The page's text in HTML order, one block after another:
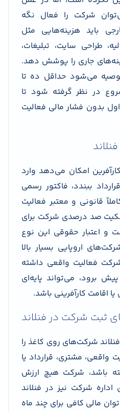
شرکت را فعال نگه
باید هزینه‌هایی مثل
طراحی سایت، تبلیغات،
جاری را پوشش دهد.
می‌شود حداقل ده تا
در نظر گرفته شود تا
بدون فشار مالی فعالیت
امکان می‌دهد وارد
ببندد، فاکتور رسمی
قانونی و معتبر فعالیت
صد درصدی شرکت برای
و اعتبار حقوقی این نوع
اروپایی بسیار بالا
فعالیت واقعی داشته
برود، می‌تواند پایه‌ای
اقامت کارآفرینی باشد.
ثبت شرکت در فنلاند
شرکت‌های روی کاغذ را
واقعی، مشتری، قرارداد یا
باشد، شرکت هیچ ارزش
اداره شرکت نیز در فنلاند
مالی کافی برای چند ماه